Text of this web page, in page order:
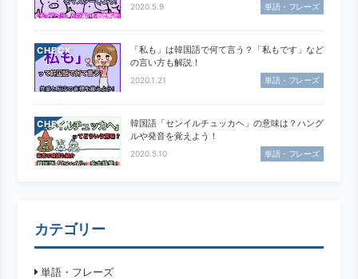
2020.5.9 単語・フレーズ
CHECK
「私も」は韓国語で何て言う？「私もです」など
の言い方も解説！
2020.1.21 単語・フレーズ
CHECK
韓国語「センイルチュッカヘ」の意味は？ハング
ルや発音を覚えよう！
2020.5.10 単語・フレーズ
カテゴリー
単語・フレーズ